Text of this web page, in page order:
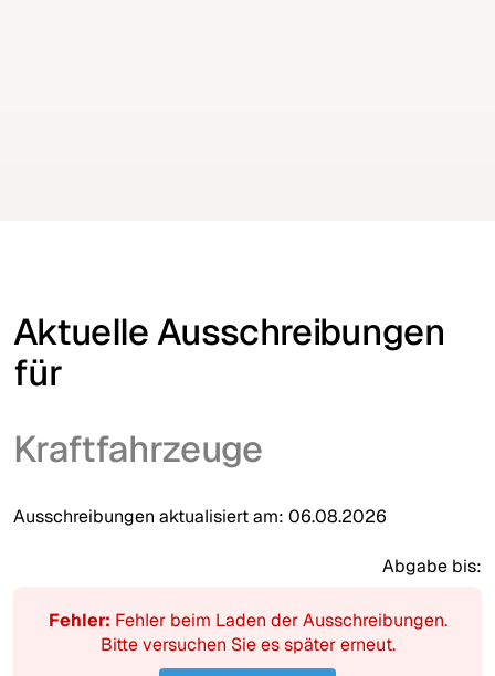
Aktuelle Ausschreibungen
für
Kraftfahrzeuge
Ausschreibungen aktualisiert am: 06.08.2026
Abgabe bis:
Fehler: Fehler beim Laden der Ausschreibungen.
Bitte versuchen Sie es später erneut.